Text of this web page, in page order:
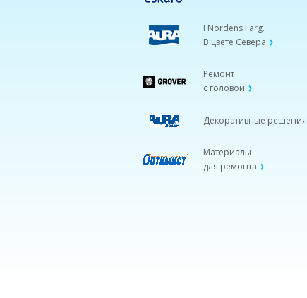
I Nordens Färg.
В цвете Севера
Ремонт
с головой
Декоративные решения
Материалы
для ремонта